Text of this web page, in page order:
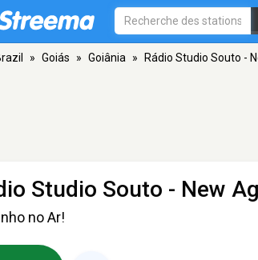
» Goiás » Goiânia » Rádio Studio Souto -
Studio Souto - New
no Ar!